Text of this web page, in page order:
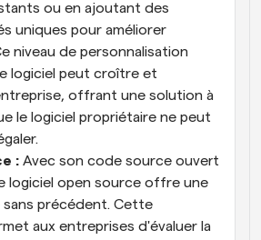
ou en ajoutant des
uniques pour améliorer
niveau de personnalisation
logiciel peut croître et
offrant une solution à
le logiciel propriétaire ne peut
: Avec son code source ouvert
logiciel open source offre une
sans précédent. Cette
aux entreprises d'évaluer la